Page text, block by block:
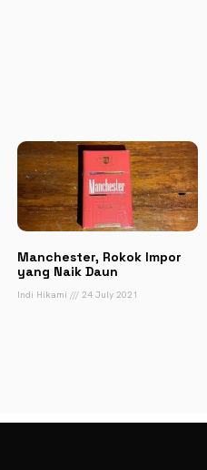
Manchester, Rokok Impor
yang Naik Daun
Indi Hikami 24 July 2021